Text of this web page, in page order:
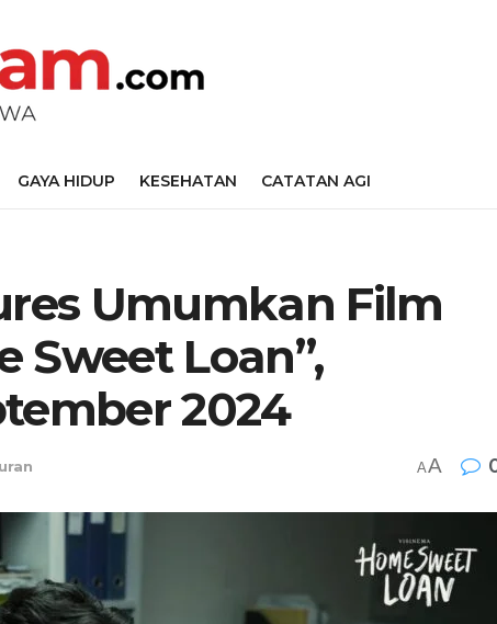
GAYA HIDUP KESEHATAN CATATAN AGI
Umumkan Film
Sweet Loan”,
2024
AA